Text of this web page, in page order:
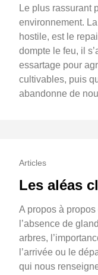
Le plus rassurant
environnement.
hostile, est le
dompte le feu, il
essartage pour
cultivables, puis
abandonne de
Articles
Les aléas
A propos à
l’absence de
arbres,
l’arrivée ou le
qui nous